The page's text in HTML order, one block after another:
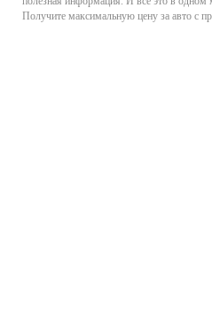
Получите максимальную цену за авто с